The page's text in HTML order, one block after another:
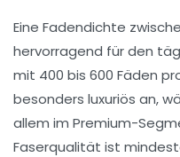
Eine Fadendichte
hervorragend für den
mit 400 bis 600 Fäden
besonders luxuriös an,
allem im Premium-
Faserqualität ist